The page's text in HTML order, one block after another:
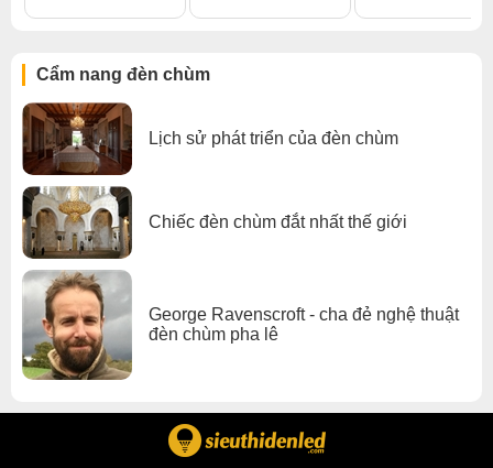
đèn chùm
Xem thêm:
Đèn chùm cổ điển
Đèn chùm pha lê
Đèn chùm đèn chùm gx lighting
Cẩm nang đèn chùm
Lịch sử phát triển của đèn chùm
Chiếc đèn chùm đắt nhất thế giới
George Ravenscroft - cha đẻ nghệ thuật
đèn chùm pha lê